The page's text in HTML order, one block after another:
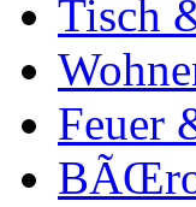
Tisch
Feuer